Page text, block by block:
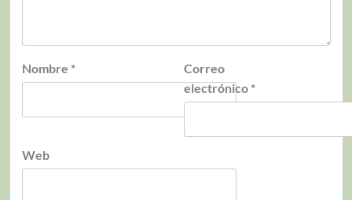
Nombre *
Correo
electrónico *
Web